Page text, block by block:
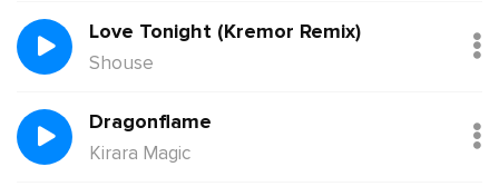
Love Tonight (Kremor Remix)
Shouse
Dragonflame
Kirara Magic